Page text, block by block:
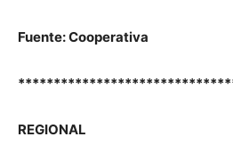
Fuente: Cooperativa
REGIONAL